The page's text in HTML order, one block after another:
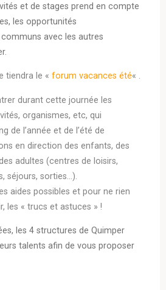
et de stages prend en compte
les opportunités
avec les autres
tiendra le « forum vacances été« .
durant cette journée les
organismes, etc, qui
de l’année et de l’été de
en direction des enfants, des
adultes (centres de loisirs,
séjours, sorties…).
aides possibles et pour ne rien
les « trucs et astuces » !
les 4 structures de Quimper
talents afin de vous proposer